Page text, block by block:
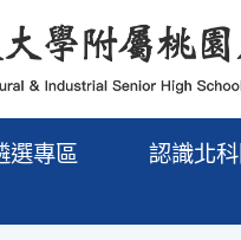
選專區 認識北